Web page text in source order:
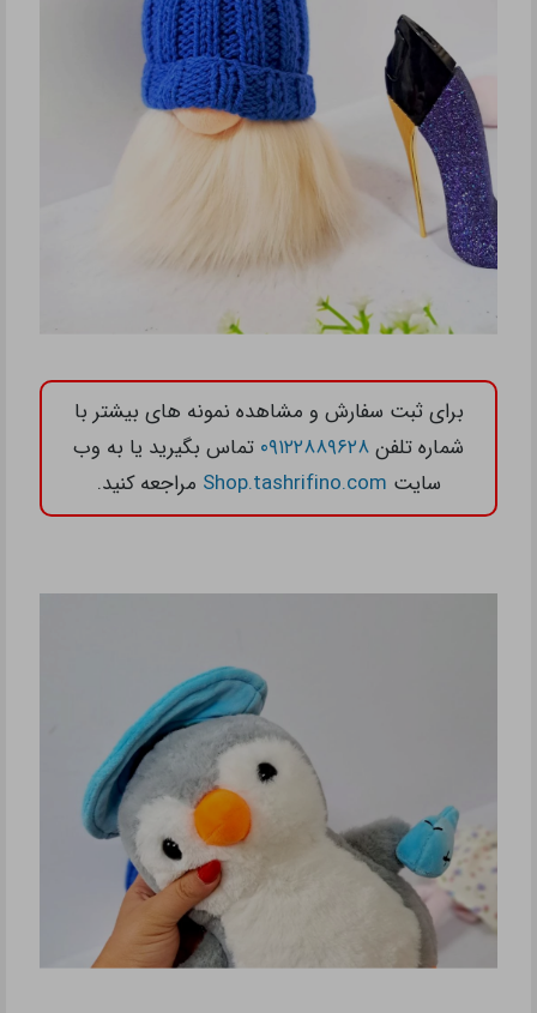
برای ثبت سفارش و مشاهده نمونه های بیشتر با
شماره تلفن۰۹۱۲۲۸۸۹۶۲۸ تماس بگیرید یا به وب
سایت Shop.tashrifino.com مراجعه کنید.